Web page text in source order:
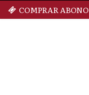
COMPRAR ABONO